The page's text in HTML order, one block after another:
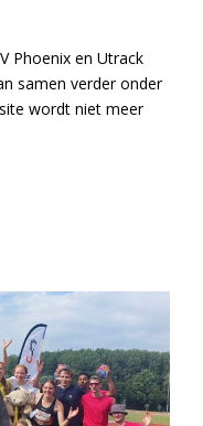
Phoenix en Utrack
samen verder onder
wordt niet meer